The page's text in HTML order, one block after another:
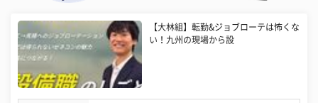
【大林組】転勤&ジョブローテは怖くな
い！九州の現場から設